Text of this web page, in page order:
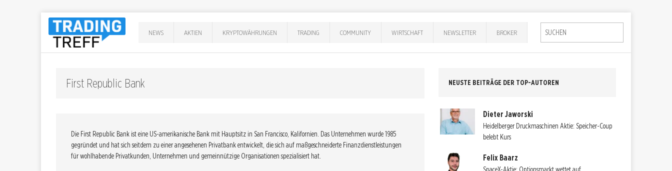
NEWS AKTIEN KRYPTOWÄHRUNGEN TRADING COMMUNITY WIRTSCHAFT NEWSLETTER BROKER
First Republic Bank
Die First Republic Bank ist eine US-amerikanische Bank mit Hauptsitz in San Francisco, Kalifornien. Das Unternehmen wurde 1985
gegründet und hat sich seitdem zu einer angesehenen Privatbank entwickelt, die sich auf maßgeschneiderte Finanzdienstleistungen
für wohlhabende Privatkunden, Unternehmen und gemeinnützige Organisationen spezialisiert hat.
NEUSTE BEITRÄGE DER TOP-AUTOREN
Dieter Jaworski
Heidelberger Druckmaschinen Aktie: Speicher-Coup
belebt Kurs
Felix Baarz